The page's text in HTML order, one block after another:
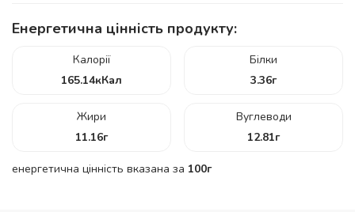
Енергетична цінність продукту:
Калорії
165.14кКал
Білки
3.36г
Жири
11.16г
Вуглеводи
12.81г
енергетична цінність вказана за 100г